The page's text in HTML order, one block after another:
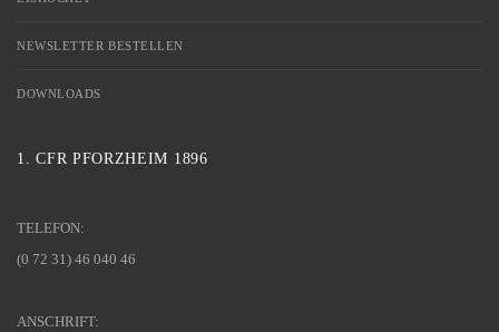
NEWSLETTER BESTELLEN
DOWNLOADS
1. CFR PFORZHEIM 1896
TELEFON:
(0 72 31) 46 040 46
ANSCHRIFT: